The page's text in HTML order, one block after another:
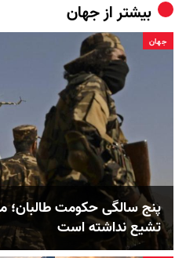
بیشتر ازجهان
جهان
پنج‌ سالگی حکومت طالبان؛
تشیع نداشته است